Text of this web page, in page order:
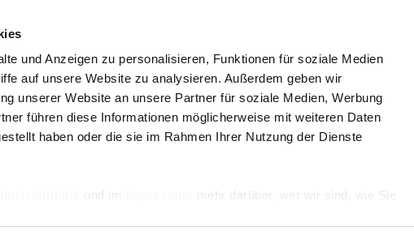
und Anzeigen zu personalisieren, Funktionen für soziale Medien
auf unsere Website zu analysieren. Außerdem geben wir
unserer Website an unsere Partner für soziale Medien, Werbung
führen diese Informationen möglicherweise mit weiteren Daten
haben oder die sie im Rahmen Ihrer Nutzung der Dienste
und im
mehr darüber, wer wir sind, wie Sie